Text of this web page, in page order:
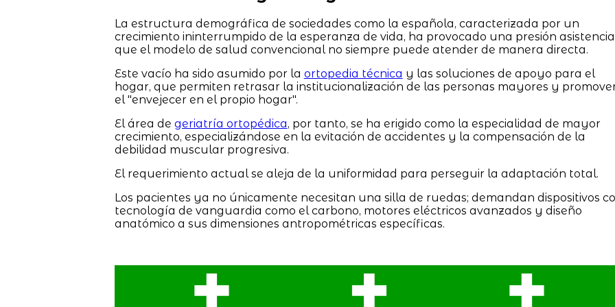
La estructura demográfica de sociedades como la española, caracterizada por un
crecimiento ininterrumpido de la esperanza de vida, ha provocado una presión
que el modelo de salud convencional no siempre puede atender de manera directa.
Este vacío ha sido asumido por la ortopedia técnica y las soluciones de apoyo para el
hogar, que permiten retrasar la institucionalización de las personas mayores y
el "envejecer en el propio hogar".
El área de geriatría ortopédica, por tanto, se ha erigido como la especialidad de mayor
crecimiento, especializándose en la evitación de accidentes y la compensación de la
debilidad muscular progresiva.
El requerimiento actual se aleja de la uniformidad para perseguir la adaptación total.
Los pacientes ya no únicamente necesitan una silla de ruedas; demandan dispositivos
tecnología de vanguardia como el carbono, motores eléctricos avanzados y diseño
anatómico a sus dimensiones antropométricas específicas.